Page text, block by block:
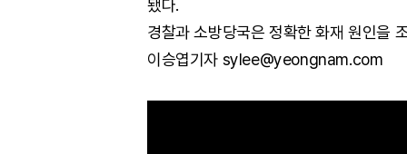
됐다.
경찰과 소방당국은 정확한 화재 원인을
이승엽기자 sylee@yeongnam.com